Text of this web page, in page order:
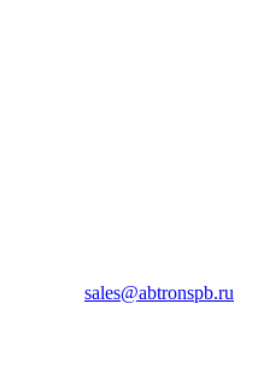
sales@abtronspb.ru